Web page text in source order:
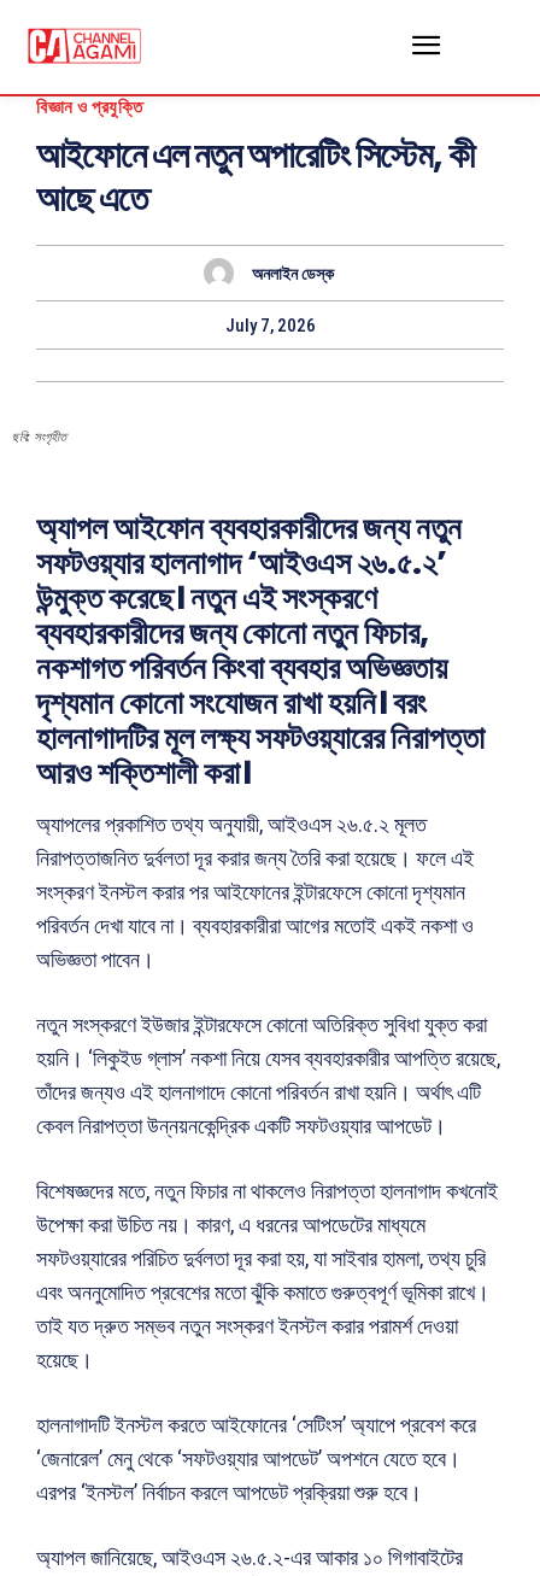
বিজ্ঞান ও প্রযুক্তি
আইফোনে এল নতুন অপারেটিং সিস্টেম, কী
আছে এতে
অনলাইন ডেস্ক
July 7, 2026
ছবি: সংগৃহীত
অ্যাপল আইফোন ব্যবহারকারীদের জন্য নতুন
সফটওয়্যার হালনাগাদ ‘আইওএস ২৬.৫.২’
উন্মুক্ত করেছে। নতুন এই সংস্করণে
ব্যবহারকারীদের জন্য কোনো নতুন ফিচার,
নকশাগত পরিবর্তন কিংবা ব্যবহার অভিজ্ঞতায়
দৃশ্যমান কোনো সংযোজন রাখা হয়নি। বরং
হালনাগাদটির মূল লক্ষ্য সফটওয়্যারের নিরাপত্তা
আরও শক্তিশালী করা।
অ্যাপলের প্রকাশিত তথ্য অনুযায়ী, আইওএস ২৬.৫.২ মূলত
নিরাপত্তাজনিত দুর্বলতা দূর করার জন্য তৈরি করা হয়েছে। ফলে এই
সংস্করণ ইনস্টল করার পর আইফোনের ইন্টারফেসে কোনো দৃশ্যমান
পরিবর্তন দেখা যাবে না। ব্যবহারকারীরা আগের মতোই একই নকশা ও
অভিজ্ঞতা পাবেন।
নতুন সংস্করণে ইউজার ইন্টারফেসে কোনো অতিরিক্ত সুবিধা যুক্ত করা
হয়নি। ‘লিকুইড গ্লাস’ নকশা নিয়ে যেসব ব্যবহারকারীর আপত্তি রয়েছে,
তাঁদের জন্যও এই হালনাগাদে কোনো পরিবর্তন রাখা হয়নি। অর্থাৎ এটি
কেবল নিরাপত্তা উন্নয়নকেন্দ্রিক একটি সফটওয়্যার আপডেট।
বিশেষজ্ঞদের মতে, নতুন ফিচার না থাকলেও নিরাপত্তা হালনাগাদ কখনোই
উপেক্ষা করা উচিত নয়। কারণ, এ ধরনের আপডেটের মাধ্যমে
সফটওয়্যারের পরিচিত দুর্বলতা দূর করা হয়, যা সাইবার হামলা, তথ্য চুরি
এবং অননুমোদিত প্রবেশের মতো ঝুঁকি কমাতে গুরুত্বপূর্ণ ভূমিকা রাখে।
তাই যত দ্রুত সম্ভব নতুন সংস্করণ ইনস্টল করার পরামর্শ দেওয়া
হয়েছে।
হালনাগাদটি ইনস্টল করতে আইফোনের ‘সেটিংস’ অ্যাপে প্রবেশ করে
‘জেনারেল’ মেনু থেকে ‘সফটওয়্যার আপডেট’ অপশনে যেতে হবে।
এরপর ‘ইনস্টল’ নির্বাচন করলে আপডেট প্রক্রিয়া শুরু হবে।
অ্যাপল জানিয়েছে, আইওএস ২৬.৫.২-এর আকার ১০ গিগাবাইটের